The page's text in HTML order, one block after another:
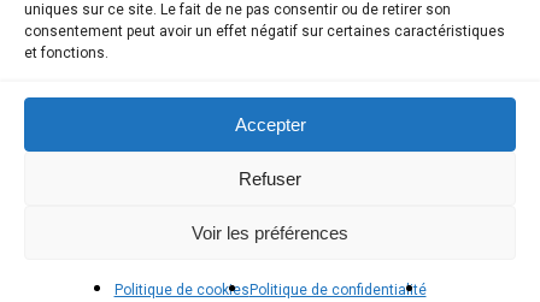
uniques sur ce site. Le fait de ne pas consentir ou de retirer son
consentement peut avoir un effet négatif sur certaines caractéristiques
et fonctions.
Accepter
Refuser
Voir les préférences
Politique de cookies Politique de confidentialité
Boutique
Mon compte
Modes de paiement
Conditions générales de vente